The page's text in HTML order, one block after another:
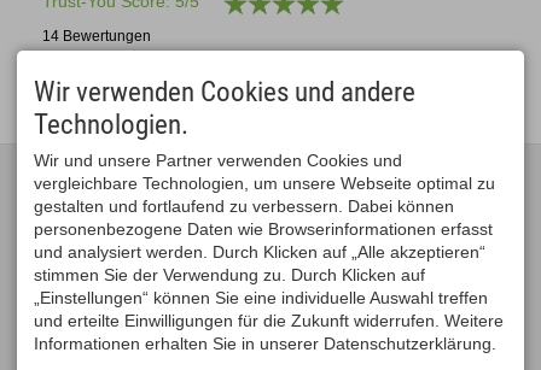
14 Bewertungen
LANDSITZ ROCKY DOCKY
Sabine Knefel
Wollmuths 49 3/4
87448 Waltenhofen / Memhölz
DEUTSCHLAND
BUCHUNG & BERATUNG
Tel. +49 8379 9295707
Mobil +49 151 42191869
info@landsitz-rocky-docky.de
Wir verwenden Cookies und andere
Technologien.
Wir und unsere Partner verwenden Cookies und
vergleichbare Technologien, um unsere Webseite optimal zu
gestalten und fortlaufend zu verbessern. Dabei können
personenbezogene Daten wie Browserinformationen erfasst
und analysiert werden. Durch Klicken auf „Alle akzeptieren“
stimmen Sie der Verwendung zu. Durch Klicken auf
„Einstellungen“ können Sie eine individuelle Auswahl treffen
und erteilte Einwilligungen für die Zukunft widerrufen. Weitere
Informationen erhalten Sie in unserer Datenschutzerklärung.